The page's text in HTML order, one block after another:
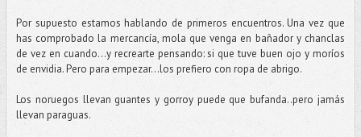
Por supuesto estamos hablando de primeros encuentros. Una vez que
has comprobado la mercancía, mola que venga en bañador y chanclas
de vez en cuando…y recrearte pensando: si que tuve buen ojo y moríos
de envidia. Pero para empezar...los prefiero con ropa de abrigo.
Los noruegos llevan guantes y gorroy puede que bufanda..pero jamás
llevan paraguas.